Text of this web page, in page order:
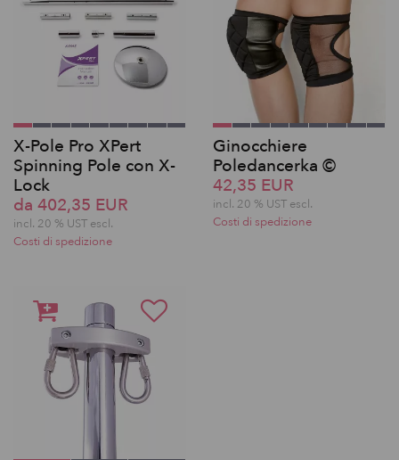
X-Pole Pro XPert
Spinning Pole con X-
Lock
da 402,35 EUR
incl. 20 % UST escl.
Costi di spedizione
Ginocchiere
Poledancerka ©
42,35 EUR
incl. 20 % UST escl.
Costi di spedizione